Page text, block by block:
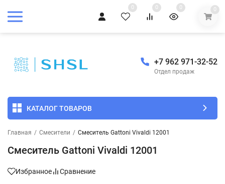
0 0 0 0
+7 962 971-32-52
Отдел продаж
КАТАЛОГ ТОВАРОВ
Главная / Смесители / Смеситель Gattoni Vivaldi 12001
Смеситель Gattoni Vivaldi 12001
Избранное Сравнение